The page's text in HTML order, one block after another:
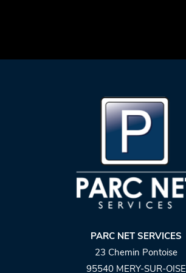
PARC NET SERVICES
23 Chemin Pontoise
95540 MERY-SUR-OISE